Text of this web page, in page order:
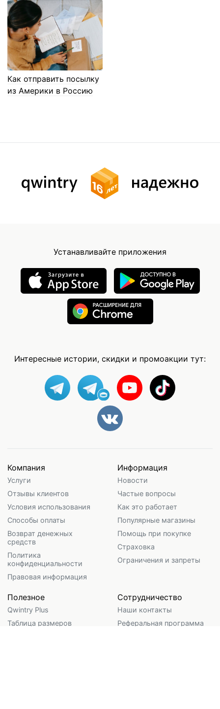
Как отправить посылку
из Америки в Россию
Устанавливайте приложения
Интересные истории, скидки и промоакции тут:
Компания
Услуги
Отзывы клиентов
Условия использования
Способы оплаты
Возврат денежных
средств
Политика
конфиденциальности
Правовая информация
Информация
Новости
Частые вопросы
Как это работает
Популярные магазины
Помощь при покупке
Страховка
Ограничения и запреты
Полезное
Qwintry Plus
Таблица размеров
Сотрудничество
Наши контакты
Реферальная программа